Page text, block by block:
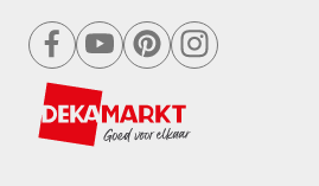
facebookyoutubepinterestinstagram